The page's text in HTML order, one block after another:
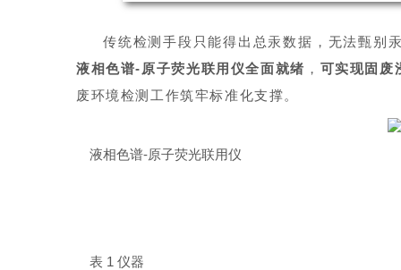
传统检测手段只能得出总汞数据，无法甄别
液相色谱-原子荧光联用仪全面就绪 ， 可实现固废
废环境检测工作筑牢标准化支撑。
液相色谱-原子荧光联用仪
表 1 仪器